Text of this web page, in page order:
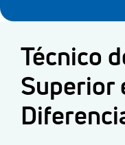
Técnico
Superior